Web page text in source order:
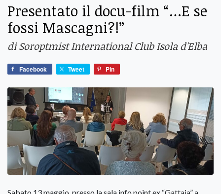
Presentato il docu-film “…E se
fossi Mascagni?!”
di Soroptmist International Club Isola d'Elba
Facebook Tweet Pin